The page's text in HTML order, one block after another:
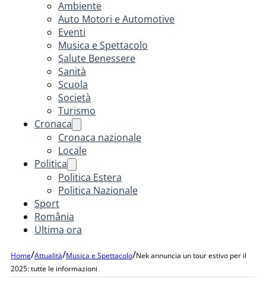
Ambiente
Auto Motori e Automotive
Eventi
Musica e Spettacolo
Salute Benessere
Sanità
Scuola
Società
Turismo
Cronaca
Cronaca nazionale
Locale
Politica
Politica Estera
Politica Nazionale
Sport
România
Ultima ora
Home/Attualità/Musica e Spettacolo/Nek annuncia un tour estivo per il
2025: tutte le informazioni